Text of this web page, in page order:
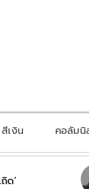
เงิน คอลัม
ด’